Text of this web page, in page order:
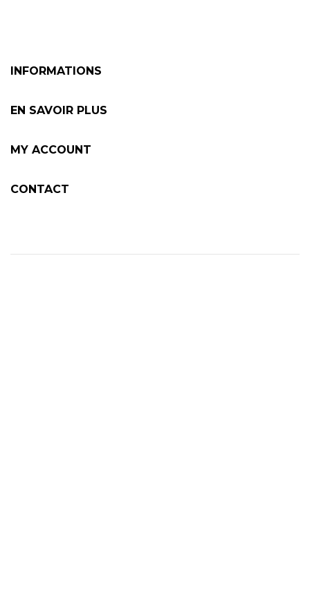
INFORMATIONS
EN SAVOIR PLUS
MY ACCOUNT
CONTACT